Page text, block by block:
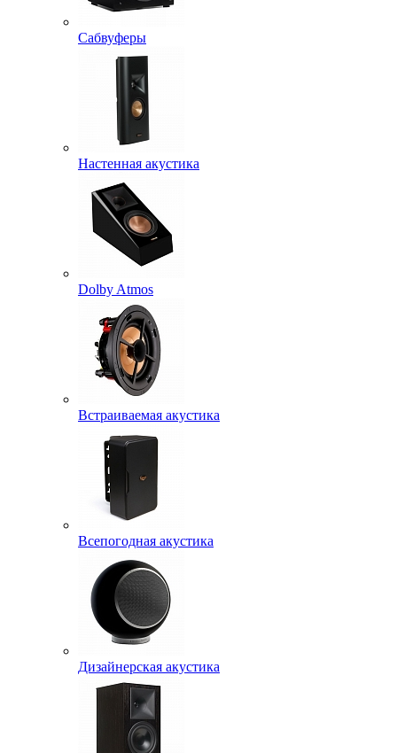
Сабвуферы
Настенная акустика
Dolby Atmos
Встраиваемая акустика
Всепогодная акустика
Дизайнерская акустика